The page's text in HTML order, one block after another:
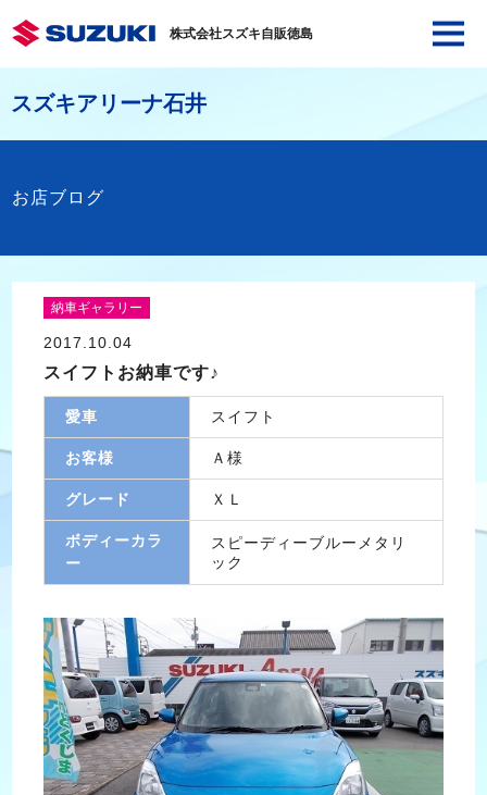
株式会社スズキ自販徳島
スズキアリーナ石井
お店ブログ
納車ギャラリー
2017.10.04
スイフトお納車です♪
愛車 スイフト
お客様 Ａ様
グレード ＸＬ
ボディーカラ
ー
スピーディーブルーメタリ
ック